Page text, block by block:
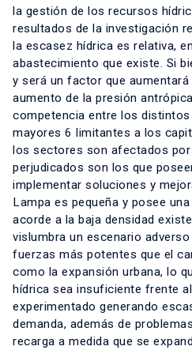
la gestión de los recursos
resultados de la investigación
la escasez hídrica es relativa,
abastecimiento que existe. Si
y será un factor que
aumento de la presión
competencia entre los
mayores 6 limitantes a los
los sectores son afectados
perjudicados son los que
implementar soluciones y
Lampa es pequeña y posee
acorde a la baja densidad
vislumbra un escenario
fuerzas más potentes que el
como la expansión urbana, lo
hídrica sea insuficiente frente
experimentado generando
demanda, además de
recarga a medida que se